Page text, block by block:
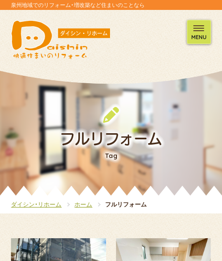
泉州地域でのリフォーム・増改築など住まいのことなら
MENU
フルリフォーム
Tag
ダイシン・リホーム ホーム フルリフォーム